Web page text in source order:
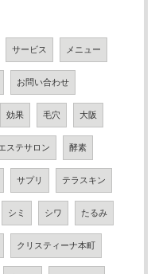
サービス メニュー
お問い合わせ
効果 毛穴 大阪
ステサロン 酵素
サプリ テラスキン
シミ シワ たるみ
クリスティーナ本町